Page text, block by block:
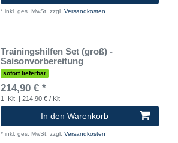
* inkl. ges. MwSt. zzgl. Versandkosten
Trainingshilfen Set (groß) -
Saisonvorbereitung
sofort lieferbar
214,90 € *
1 Kit | 214,90 € / Kit
In den Warenkorb
* inkl. ges. MwSt. zzgl. Versandkosten